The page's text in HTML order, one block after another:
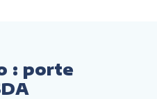
: porte